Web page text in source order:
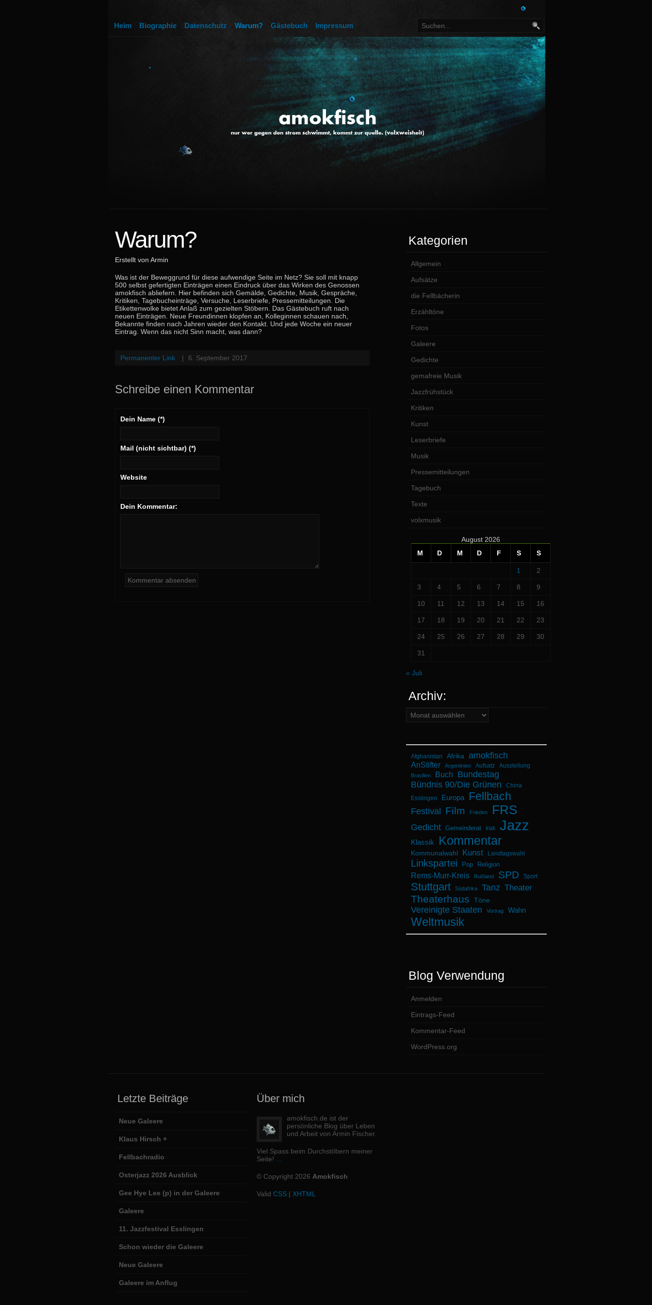
Heim Biographie Datenschutz Warum? Gästebuch Impressum
Warum?
Erstellt von Armin
Was ist der Beweggrund für diese aufwendige Seite im Netz? Sie soll mit knapp
500 selbst gefertigten Einträgen einen Eindruck über das Wirken des Genossen
amokfisch abliefern. Hier befinden sich Gemälde, Gedichte, Musik, Gespräche,
Kritiken, Tagebucheinträge, Versuche, Leserbriefe, Pressemitteilungen. Die
Etikettenwolke bietet Anlaß zum gezielten Stöbern. Das Gästebuch ruft nach
neuen Einträgen. Neue Freundinnen klopfen an, Kolleginnen schauen nach,
Bekannte finden nach Jahren wieder den Kontakt. Und jede Woche ein neuer
Eintrag. Wenn das nicht Sinn macht, was dann?
Permanenter Link | 6. September 2017
Schreibe einen Kommentar
Dein Name (*)
Mail (nicht sichtbar) (*)
Website
Dein Kommentar:
Kategorien
Allgemein
Aufsätze
die Fellbächerin
Erzähltöne
Fotos
Galeere
Gedichte
gemafreie Musik
Jazzfrühstück
Kritiken
Kunst
Leserbriefe
Musik
Pressemitteilungen
Tagebuch
Texte
volxmusik
August 2026
M
D M D F S S
1 2
3 4 5 6 7 8 9
10 11 12 13 14 15 16
17 18 19 20 21 22 23
24 25 26 27 28 29 30
31
« Juli
Archiv:
Archiv:
Afghanistan Afrika amokfisch
AnStifter Argentinien Aufsatz Ausstellung
Brasilien Buch
Bundestag
Bündnis 90/Die Grünen
China
Esslingen
Europa Fellbach
Festival Film Frieden FRS
Gedicht Gemeinderat Irak Jazz
Klassik Kommentar
Kommunalwahl Kunst Landtagswahl
Linkspartei Pop Religion
Rems-Murr-Kreis Rußland SPD Sport
Stuttgart Südafrika Tanz Theater
Theaterhaus Töne
Vereinigte Staaten Vortrag Wahn
Weltmusik
Blog Verwendung
Anmelden
Eintrags-Feed
Kommentar-Feed
WordPress.org
Letzte Beiträge
Neue Galeere
Klaus Hirsch +
Fellbachradio
Osterjazz 2026 Ausblick
Gee Hye Lee (p) in der Galeere
Galeere
11. Jazzfestival Esslingen
Schon wieder die Galeere
Neue Galeere
Galeere im Anflug
Über mich
amokfisch.de ist der
persönliche Blog über Leben
und Arbeit von Armin Fischer.
Viel Spass beim Durchstöbern meiner
Seite!
© Copyright 2026 Amokfisch
Valid CSS | XHTML